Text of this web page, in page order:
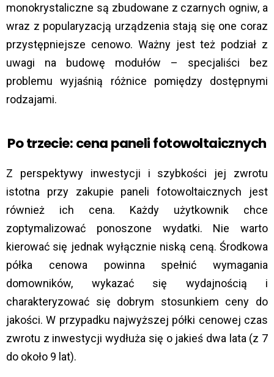
monokrystaliczne są zbudowane z czarnych ogniw, a
wraz z popularyzacją urządzenia stają się one coraz
przystępniejsze cenowo. Ważny jest też podział z
uwagi na budowę modułów – specjaliści bez
problemu wyjaśnią różnice pomiędzy dostępnymi
rodzajami.
Po trzecie: cena paneli fotowoltaicznych
Z perspektywy inwestycji i szybkości jej zwrotu
istotna przy zakupie paneli fotowoltaicznych jest
również ich cena. Każdy użytkownik chce
zoptymalizować ponoszone wydatki. Nie warto
kierować się jednak wyłącznie niską ceną. Środkowa
półka cenowa powinna spełnić wymagania
domowników, wykazać się wydajnością i
charakteryzować się dobrym stosunkiem ceny do
jakości. W przypadku najwyższej półki cenowej czas
zwrotu z inwestycji wydłuża się o jakieś dwa lata (z 7
do około 9 lat).